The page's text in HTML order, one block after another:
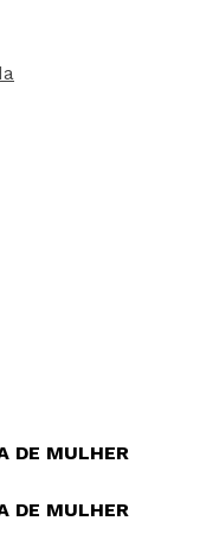
DE MULHER
DE MULHER